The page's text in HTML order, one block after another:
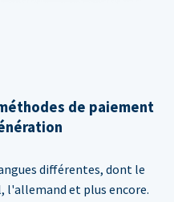
de paiement
différentes, dont le
l'allemand et plus encore.